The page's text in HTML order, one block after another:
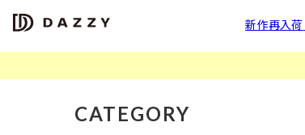
新作再入荷
CATEGORY